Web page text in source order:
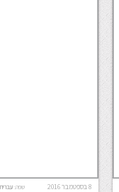
8 בספטמבר 2016 שפה: עברית